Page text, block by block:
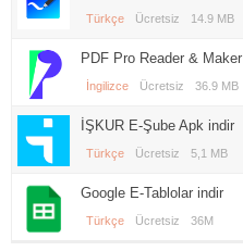
Türkçe Ücretsiz 14.9 MB
PDF Pro Reader & Maker
İngilizce Ücretsiz 36.9 MB
İŞKUR E-Şube Apk indir
Türkçe Ücretsiz 5,1 MB
Google E-Tablolar indir
Türkçe Ücretsiz 36M